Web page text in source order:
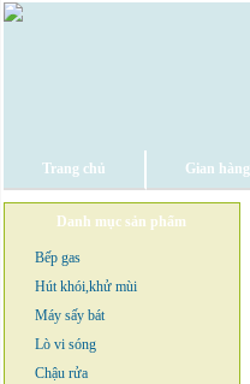
Trang chủ Gian hàng
Danh mục sản phẩm
Bếp gas
Hút khói,khử mùi
Máy sấy bát
Lò vi sóng
Chậu rửa